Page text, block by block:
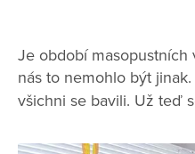
Je období masopustních
nás to nemohlo být jinak.
všichni se bavili. Už teď